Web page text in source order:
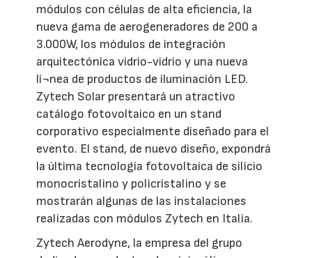
módulos con células de alta eficiencia, la
nueva gama de aerogeneradores de 200 a
3.000W, los módulos de integración
arquitectónica vidrio-vidrio y una nueva
lí¬nea de productos de iluminación LED.
Zytech Solar presentará un atractivo
catálogo fotovoltaico en un stand
corporativo especialmente diseñado para el
evento. El stand, de nuevo diseño, expondrá
la última tecnología fotovoltaica de silicio
monocristalino y policristalino y se
mostrarán algunas de las instalaciones
realizadas con módulos Zytech en Italia.
Zytech Aerodyne, la empresa del grupo